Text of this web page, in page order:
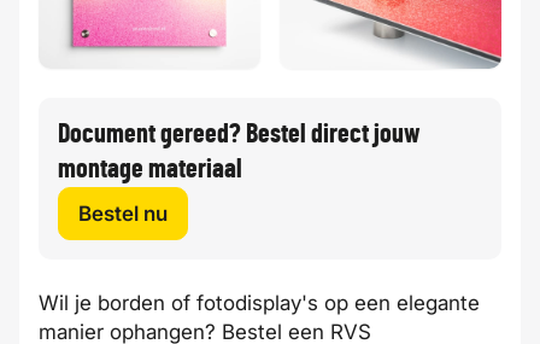
Document gereed? Bestel direct jouw
montage materiaal
Bestel nu
Wil je borden of fotodisplay's op een elegante
manier ophangen? Bestel een RVS